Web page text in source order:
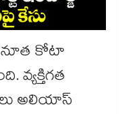
కోటా
వ్యక్తిగత
అలియాస్